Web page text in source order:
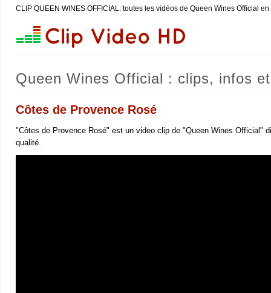
CLIP QUEEN WINES OFFICIAL: toutes les vidéos de Queen Wines Official en
Queen Wines Official : clips, infos
Côtes de Provence Rosé
"Côtes de Provence Rosé" est un video clip de "Queen Wines Official"
qualité.